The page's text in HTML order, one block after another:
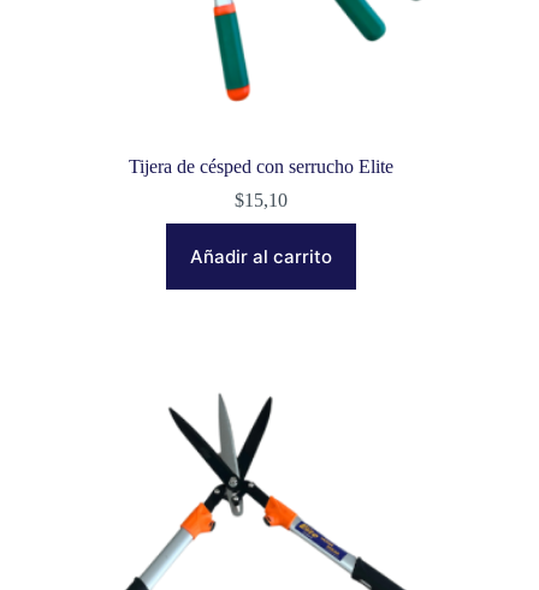
Tijera de césped con serrucho Elite
$15,10
Añadir al carrito